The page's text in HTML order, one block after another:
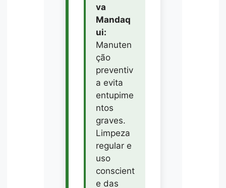
va
Mandaq
ui:
Manuten
ção
preventiv
a evita
entupime
ntos
graves.
Limpeza
regular e
uso
conscient
e das